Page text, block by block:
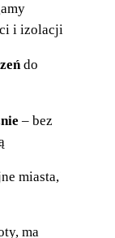
i izolacji
do
– bez
miasta,
ma